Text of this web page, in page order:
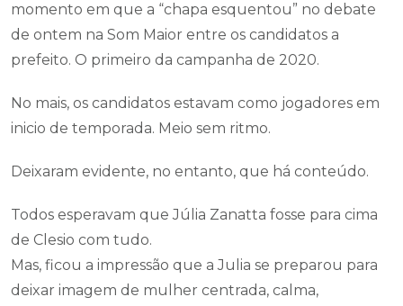
momento em que a “chapa esquentou” no debate
de ontem na Som Maior entre os candidatos a
prefeito. O primeiro da campanha de 2020.
No mais, os candidatos estavam como jogadores em
inicio de temporada. Meio sem ritmo.
Deixaram evidente, no entanto, que há conteúdo.
Todos esperavam que Júlia Zanatta fosse para cima
de Clesio com tudo.
Mas, ficou a impressão que a Julia se preparou para
deixar imagem de mulher centrada, calma,